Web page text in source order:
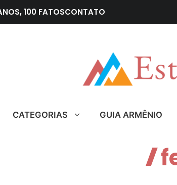
100 FATOSCONTATO
CATEGORIAS GUIA ARMÊNIO